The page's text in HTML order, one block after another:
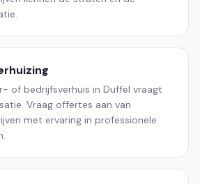
of bedrijfsverhuis in Duffel vraagt
Vraag offertes aan van
met ervaring in professionele